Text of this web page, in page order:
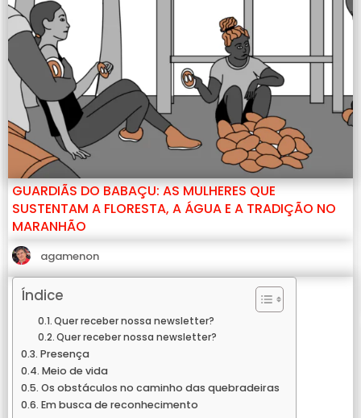
GUARDIÃS DO BABAÇU: AS MULHERES QUE
SUSTENTAM A FLORESTA, A ÁGUA E A TRADIÇÃO NO
MARANHÃO
agamenon
Índice
Quer receber nossa newsletter?
Quer receber nossa newsletter?
Presença
Meio de vida
Os obstáculos no caminho das quebradeiras
Em busca de reconhecimento